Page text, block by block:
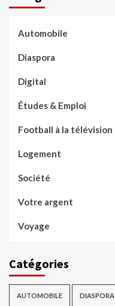
Automobile
Diaspora
Digital
Études & Emploi
Football à la télévision
Logement
Société
Votre argent
Voyage
Catégories
AUTOMOBILE DIASPORA